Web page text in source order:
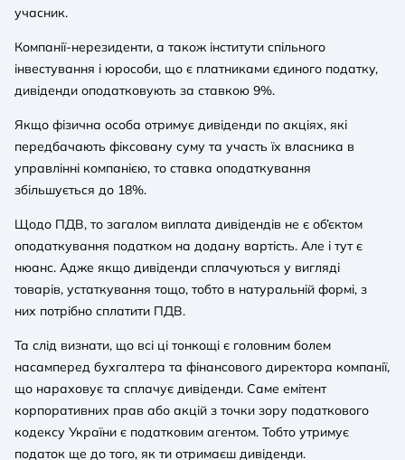
учасник.
Компанії-нерезиденти, а також інститути спільного
інвестування і юрособи, що є платниками єдиного податку,
дивіденди оподатковують за ставкою 9%.
Якщо фізична особа отримує дивіденди по акціях, які
передбачають фіксовану суму та участь їх власника в
управлінні компанією, то ставка оподаткування
збільшується до 18%.
Щодо ПДВ, то загалом виплата дивідендів не є об’єктом
оподаткування податком на додану вартість. Але і тут є
нюанс. Адже якщо дивіденди сплачуються у вигляді
товарів, устаткування тощо, тобто в натуральній формі, з
них потрібно сплатити ПДВ.
Та слід визнати, що всі ці тонкощі є головним болем
насамперед бухгалтера та фінансового директора компанії,
що нараховує та сплачує дивіденди. Саме емітент
корпоративних прав або акцій з точки зору податкового
кодексу України є податковим агентом. Тобто утримує
податок ще до того, як ти отримаєш дивіденди.